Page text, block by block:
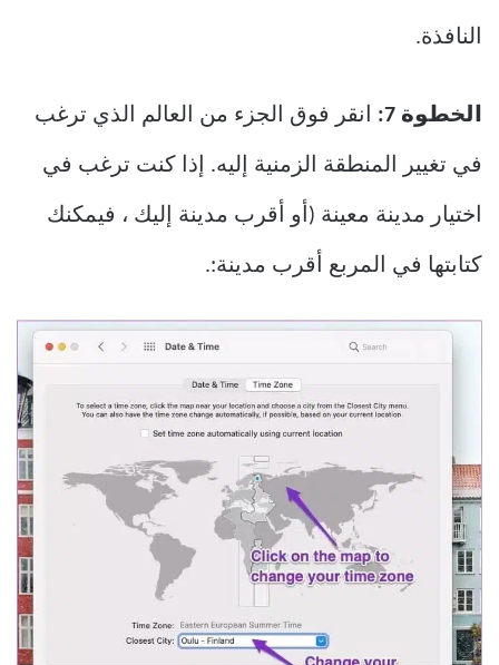
النافذة.
الخطوة 7: انقر فوق الجزء من العالم الذي ترغب
في تغيير المنطقة الزمنية إليه. إذا كنت ترغب في
اختيار مدينة معينة (أو أقرب مدينة إليك ، فيمكنك
كتابتها في المربع أقرب مدينة:.